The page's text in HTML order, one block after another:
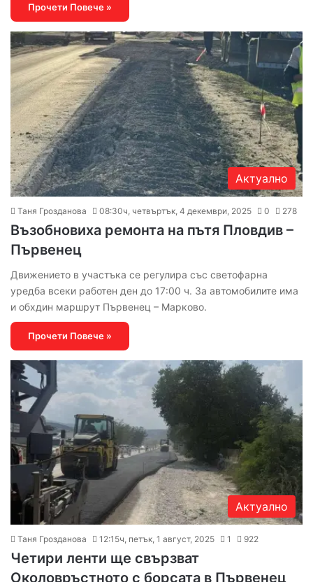
Прочети Повече »
Актуално
Таня Грозданова 08:30ч, четвъртък, 4 декември, 2025 0 278
Възобновиха ремонта на пътя Пловдив –
Първенец
Движението в участъка се регулира със светофарна
уредба всеки работен ден до 17:00 ч. За автомобилите има
и обхдин маршрут Първенец – Марково.
Прочети Повече »
Актуално
Таня Грозданова 12:15ч, петък, 1 август, 2025 1 922
Четири ленти ще свързват
Околовръстното с борсата в Първенец